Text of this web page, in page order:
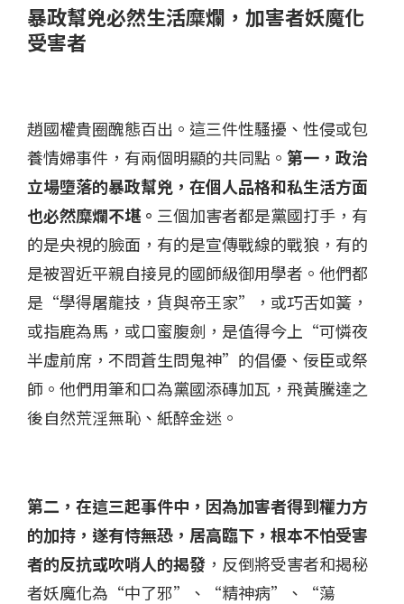
暴政幫兇必然生活糜爛，加害者妖魔化
受害者
趙國權貴圈醜態百出。這三件性騷擾、性侵或包
養情婦事件，有兩個明顯的共同點。 第一，政治
立場墮落的暴政幫兇，在個人品格和私生活方面
也必然糜爛不堪。 三個加害者都是黨國打手，有
的是央視的臉面，有的是宣傳戰線的戰狼，有的
是被習近平親自接見的國師級御用學者。他們都
是“學得屠龍技，貨與帝王家”，或巧舌如簧，
或指鹿為馬，或口蜜腹劍，是值得今上“可憐夜
半虛前席，不問蒼生問鬼神”的倡優、佞臣或祭
師。他們用筆和口為黨國添磚加瓦，飛黃騰達之
後自然荒淫無恥、紙醉金迷。
第二，在這三起事件中，因為加害者得到權力方
的加持，遂有恃無恐，居高臨下，根本不怕受害
者的反抗或吹哨人的揭發 ，反倒將受害者和揭秘
者妖魔化為“中了邪”、“精神病”、“蕩